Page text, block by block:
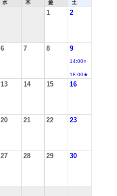
1 2
6 7 8 9
14:00○
18:00★
13 14 15 16
20 21 22 23
27 28 29 30